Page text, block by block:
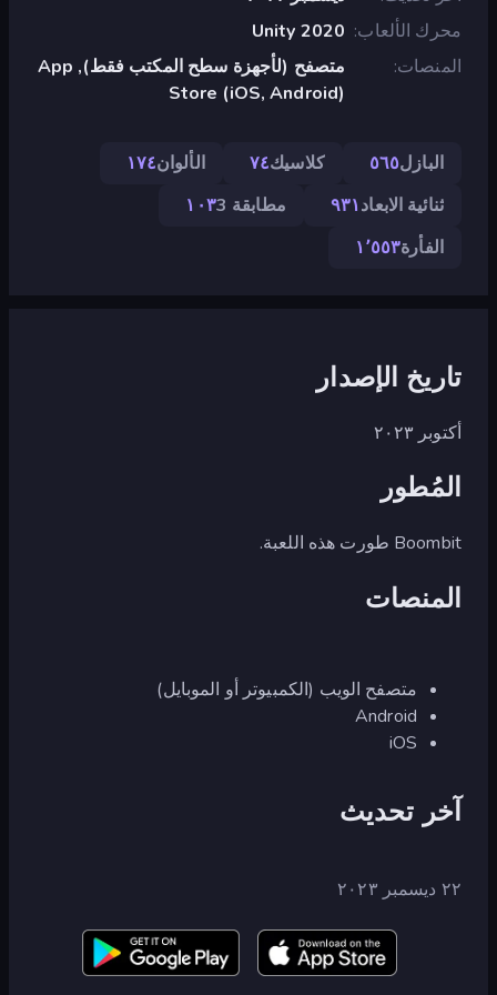
محرك الألعاب Unity 2020
المنصات
متصفح (لأجهزة سطح المكتب فقط), App
Store (iOS, Android)
البازل٥٦٥ كلاسيك٧٤ الألوان١٧٤
ثنائية الابعاد٩٣١ مطابقة 3
١٠٣
الفأرة١٬٥٥٣
تاريخ الإصدار
أكتوبر ٢٠٢٣
المُطور
Boombit طورت هذه اللعبة.
المنصات
متصفح الويب (الكمبيوتر أو الموبايل)
Android
iOS
آخر تحديث
٢٢ ديسمبر ٢٠٢٣